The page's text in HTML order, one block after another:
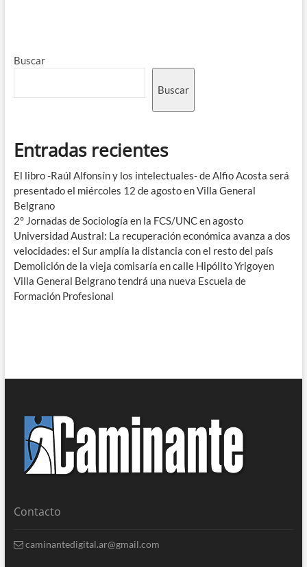
Buscar
Buscar
Entradas recientes
El libro -Raúl Alfonsín y los intelectuales- de Alfio Acosta será
presentado el miércoles 12 de agosto en Villa General
Belgrano
2° Jornadas de Sociología en la FCS/UNC en agosto
Universidad Austral: La recuperación económica avanza a dos
velocidades: el Sur amplía la distancia con el resto del país
Demolición de la vieja comisaría en calle Hipólito Yrigoyen
Villa General Belgrano tendrá una nueva Escuela de
Formación Profesional
Contacto
caminantedigital.ar@gmail.com